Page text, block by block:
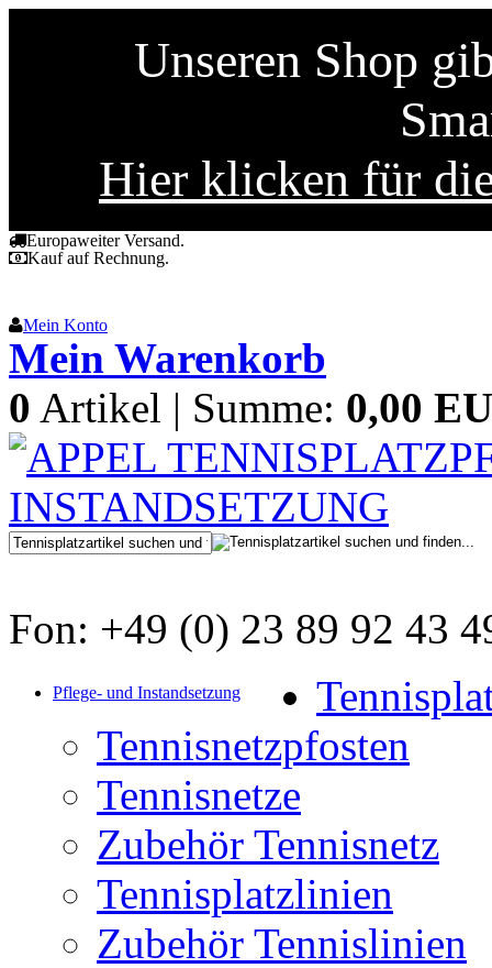
Unseren Shop
Hier klicken für
Europaweiter Versand.
Kauf auf Rechnung.
Mein Konto
Mein Warenkorb
0 Artikel | Summe: 0,00
Fon: +49 (0) 23 89 92 43
Pflege- und Instandsetzung
Tennisnetzpfosten
Tennisnetze
Zubehör Tennisnetz
Tennisplatzlinien
Zubehör Tennislinien